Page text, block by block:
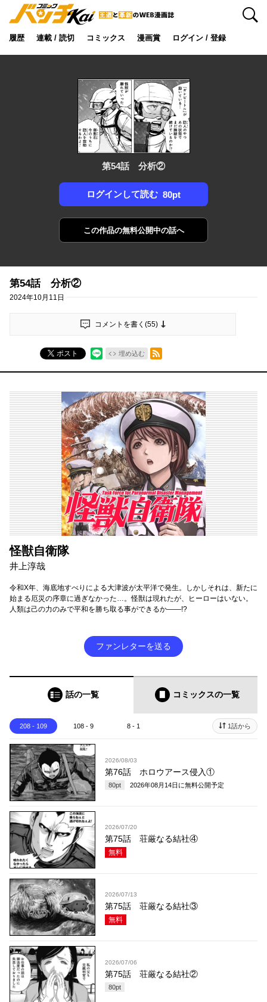
履歴 連載 / 読切 コミックス 漫画賞 ログイン / 登録
検索
第54話 分析②
ログインして読む 80pt
この作品の無料公開中の話へ
第54話 分析②
2024年10月11日
コメントを書く(55)
ポスト 埋め込む
RSSフィード
怪獣自衛隊
井上淳哉
令和X年、海底地すべりによる大津波が太平洋で発生。しかしそれは、新たに
始まる厄災の序章に過ぎなかった…。怪獣は現れたが、ヒーローはいない。
人類は己の力のみで平和を勝ち取る事ができるか――!?
ファンレターを送る
話の一覧 コミックスの一覧
208 - 109 108 - 9 8 - 1 1話から
2026/08/03
第76話 ホロウアース侵入①
80pt 2026年08月14日 に無料公開予定
2026/07/20
第75話 荘厳なる結社④
無料
2026/07/13
第75話 荘厳なる結社③
無料
2026/07/06
第75話 荘厳なる結社②
80pt